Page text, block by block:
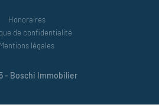
Honoraires
de confidentialité
Mentions légales
- Boschi Immobilier